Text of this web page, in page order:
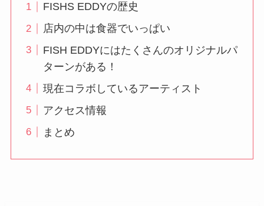
FISHS EDDYの歴史
店内の中は食器でいっぱい
FISH EDDYにはたくさんのオリジナルパ
ターンがある！
現在コラボしているアーティスト
アクセス情報
まとめ